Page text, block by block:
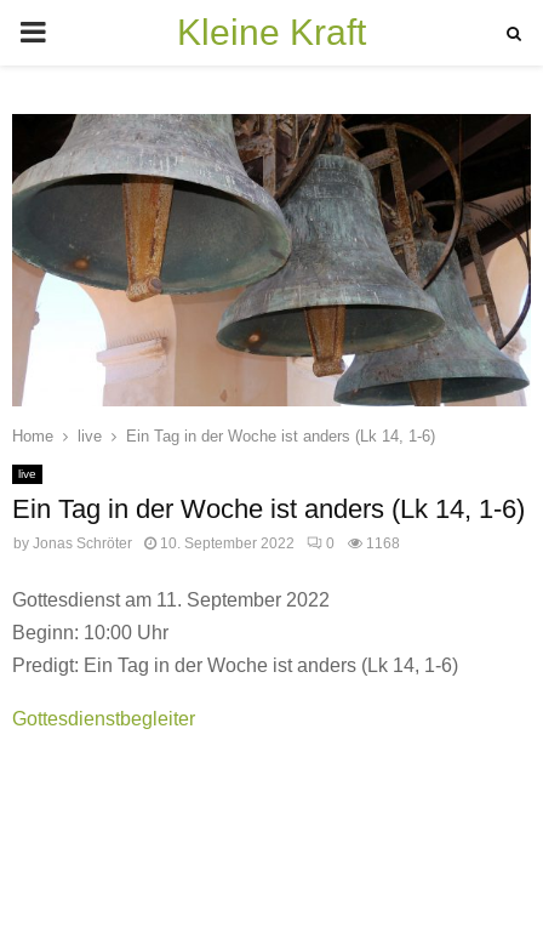
PRIMARY
Kleine Kraft
Home live Ein Tag in der Woche ist anders (Lk 14, 1-6)
live
Ein Tag in der Woche ist anders (Lk 14, 1-6)
by Jonas Schröter 10. September 2022 0 1168
Gottesdienst am 11. September 2022
Beginn: 10:00 Uhr
Predigt: Ein Tag in der Woche ist anders (Lk 14, 1-6)
Gottesdienstbegleiter